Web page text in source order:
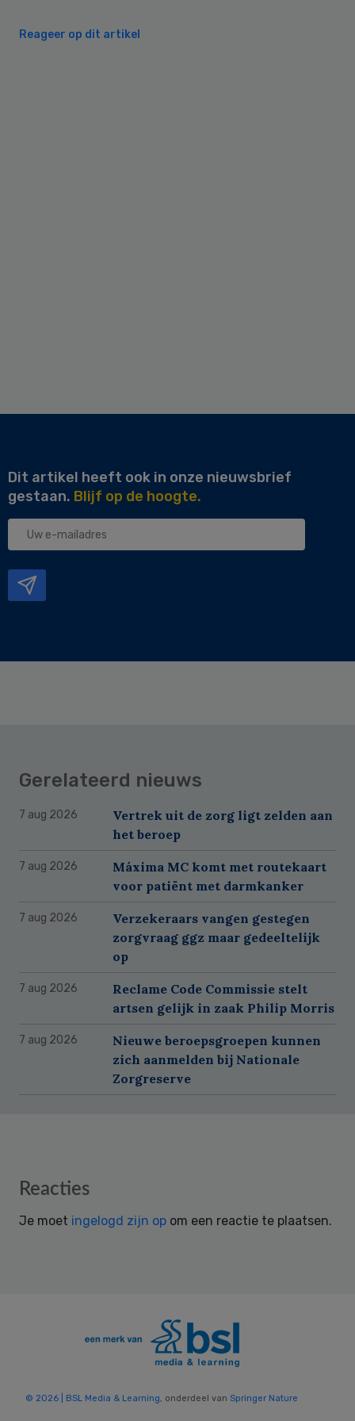
Reageer op dit artikel
Dit artikel heeft ook in onze nieuwsbrief
gestaan. Blijf op de hoogte.
Uw
Gerelateerd nieuws
7 aug 2026
Vertrek uit de zorg ligt zelden aan
het beroep
7 aug 2026
Máxima MC komt met routekaart
voor patiënt met darmkanker
7 aug 2026
Verzekeraars vangen gestegen
zorgvraag ggz maar gedeeltelijk
op
7 aug 2026
Reclame Code Commissie stelt
artsen gelijk in zaak Philip Morris
7 aug 2026
Nieuwe beroepsgroepen kunnen
zich aanmelden bij Nationale
Zorgreserve
Reader
Reacties
Je moet ingelogd zijn op om een reactie te plaatsen.
© 2026 | BSL Media & Learning, onderdeel van Springer Nature